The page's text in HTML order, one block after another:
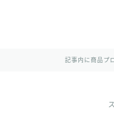
記事内に商品プ